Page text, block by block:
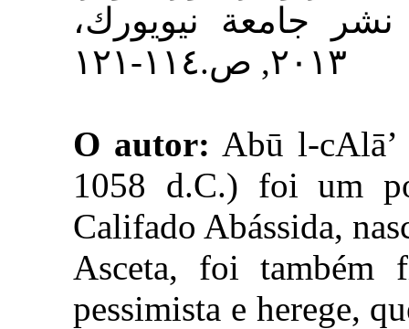
نشر جامعة نيويورك،
٢٠١٣, ص.١١٤-١٢١
O autor: Abū l-
1058 d.C.) foi um
Califado Abássida,
Asceta, foi também
pessimista e herege,